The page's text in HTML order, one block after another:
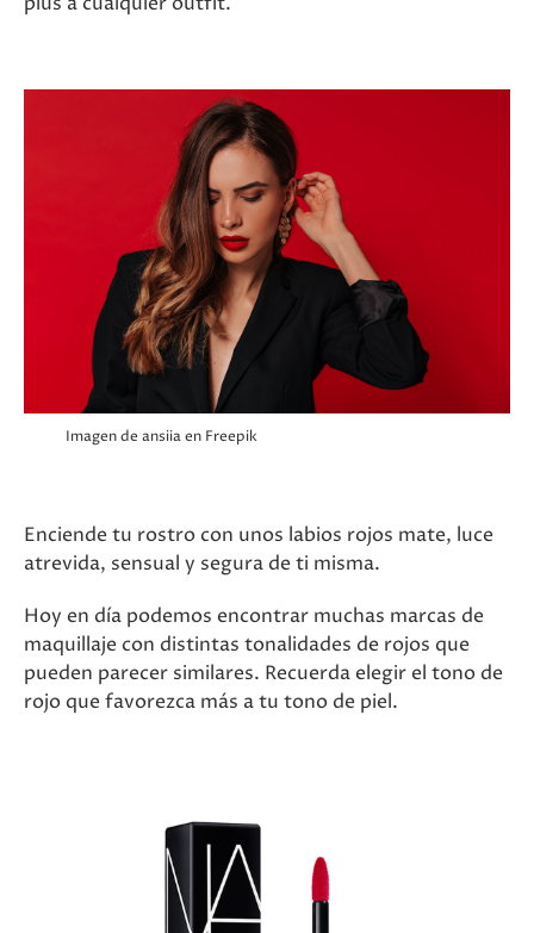
Imagen de ansiiaen Freepik
Enciende tu rostro con unos labios rojos mate, luce
atrevida, sensual y segura de ti misma.
Hoy en día podemos encontrar muchas marcas de
maquillaje con distintas tonalidades de rojos que
pueden parecer similares. Recuerda elegir el tono de
rojo que favorezca más a tu tono de piel.